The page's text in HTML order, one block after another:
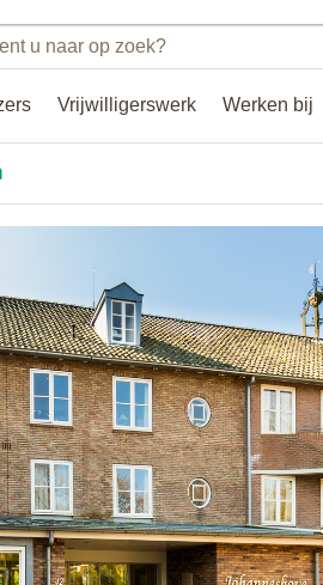
Vrijwilligerswerk Werken bij